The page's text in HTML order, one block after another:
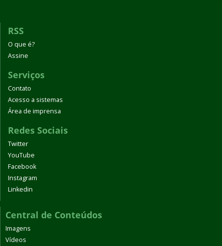
RSS
O que é?
Assine
Serviços
Contato
Acesso a sistemas
Área de imprensa
Redes Sociais
Twitter
YouTube
Facebook
Instagram
Linkedin
Central de Conteúdos
Imagens
Vídeos